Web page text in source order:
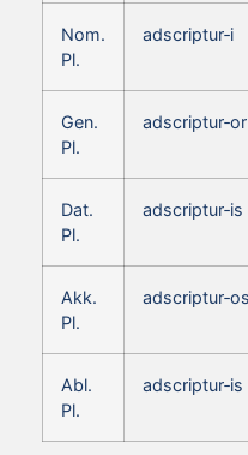
Nom.
Pl.
adscriptur‑i
Gen.
Pl.
Dat.
Pl.
adscriptur‑is
Akk.
Pl.
adscriptur‑os
Abl.
Pl.
adscriptur‑is